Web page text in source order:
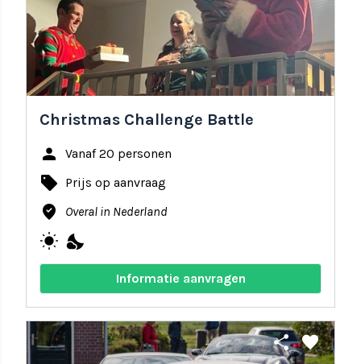
Christmas Challenge Battle
person Vanaf 20 personen
local_offer Prijs op aanvraag
where_to_vote Overal in Nederland
wb_sunny nights_stay
Informatie aanvragen
share favorite